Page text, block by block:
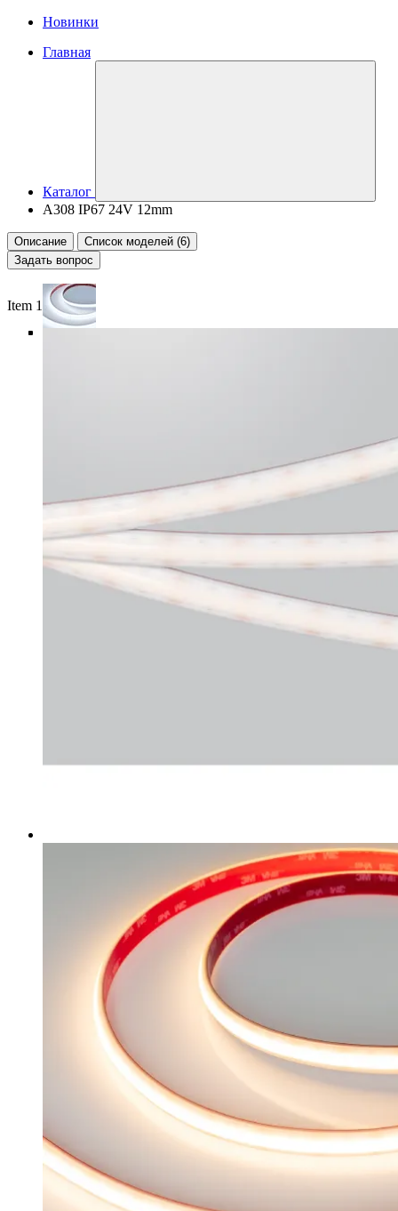
Новинки
Главная
Каталог
A308 IP67 24V 12mm
Описание
Список моделей (6)
Задать вопрос
Item 1 of 6